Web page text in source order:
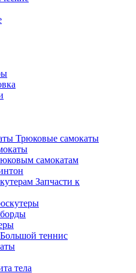
Трюковые самокаты
самокатам
Запчасти к
Большой теннис
тела